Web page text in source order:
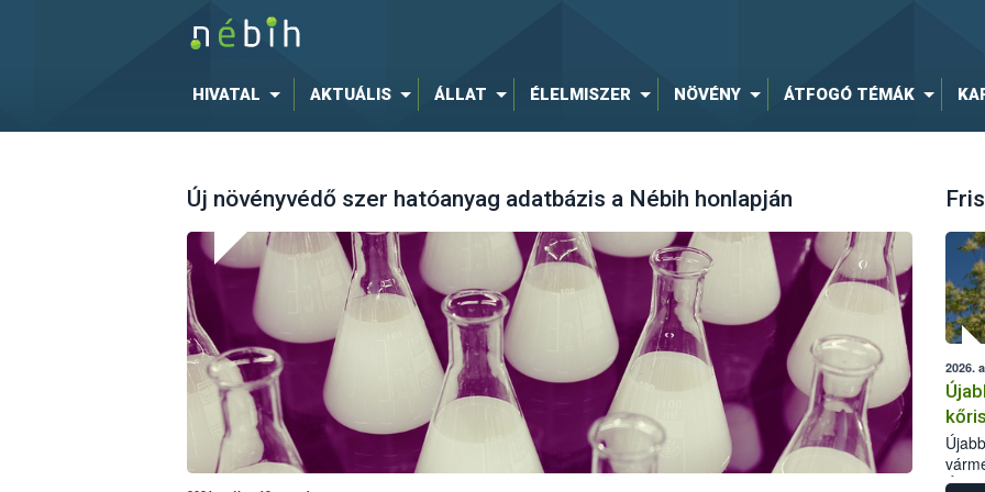
HIVATAL AKTUÁLIS ÁLLAT ÉLELMISZER NÖVÉNY ÁTFOGÓ TÉMÁK
Új növényvédő szer hatóanyag adatbázis a Nébih honlapján
2026.